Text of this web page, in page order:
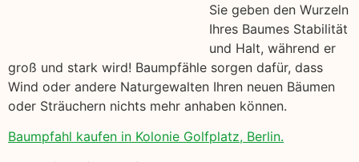
Sie geben den Wurzeln
Ihres Baumes Stabilität
und Halt, während er
groß und stark wird! Baumpfähle sorgen dafür, dass
Wind oder andere Naturgewalten Ihren neuen Bäumen
oder Sträuchern nichts mehr anhaben können.
Baumpfahl kaufen in Kolonie Golfplatz, Berlin.